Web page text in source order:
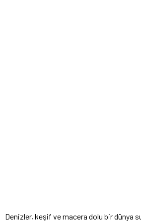
Denizler, keşif ve macera dolu bir dünya